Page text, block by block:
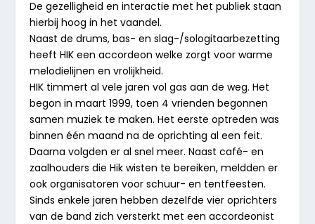
De gezelligheid en interactie met het publiek staan
hierbij hoog in het vaandel.
Naast de drums, bas- en slag-/sologitaarbezetting
heeft HIK een accordeon welke zorgt voor warme
melodielijnen en vrolijkheid.
HIK timmert al vele jaren vol gas aan de weg. Het
begon in maart 1999, toen 4 vrienden begonnen
samen muziek te maken. Het eerste optreden was
binnen één maand na de oprichting al een feit.
Daarna volgden er al snel meer. Naast café- en
zaalhouders die Hik wisten te bereiken, meldden er
ook organisatoren voor schuur- en tentfeesten.
Sinds enkele jaren hebben dezelfde vier oprichters
van de band zich versterkt met een accordeonist